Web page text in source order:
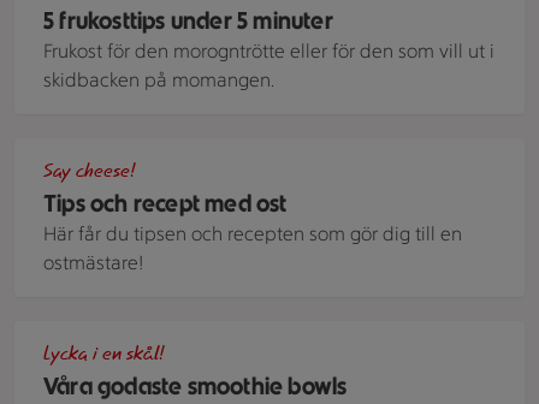
5 frukosttips under 5 minuter
Frukost för den morogntrötte eller för den som vill ut i
skidbacken på momangen.
Tips och recept med ost
Say cheese!
Här får du tipsen och recepten som gör dig till en
ostmästare!
Våra godaste smoothie bowls
Lycka i en skål!